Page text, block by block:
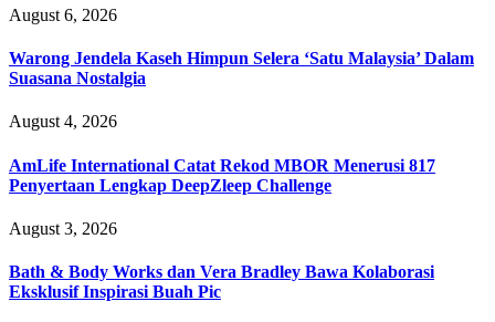
August 6, 2026
Warong Jendela Kaseh Himpun Selera ‘Satu Malaysia’ Dalam
Suasana Nostalgia
August 4, 2026
AmLife International Catat Rekod MBOR Menerusi 817
Penyertaan Lengkap DeepZleep Challenge
August 3, 2026
Bath & Body Works dan Vera Bradley Bawa Kolaborasi
Eksklusif Inspirasi Buah Pic